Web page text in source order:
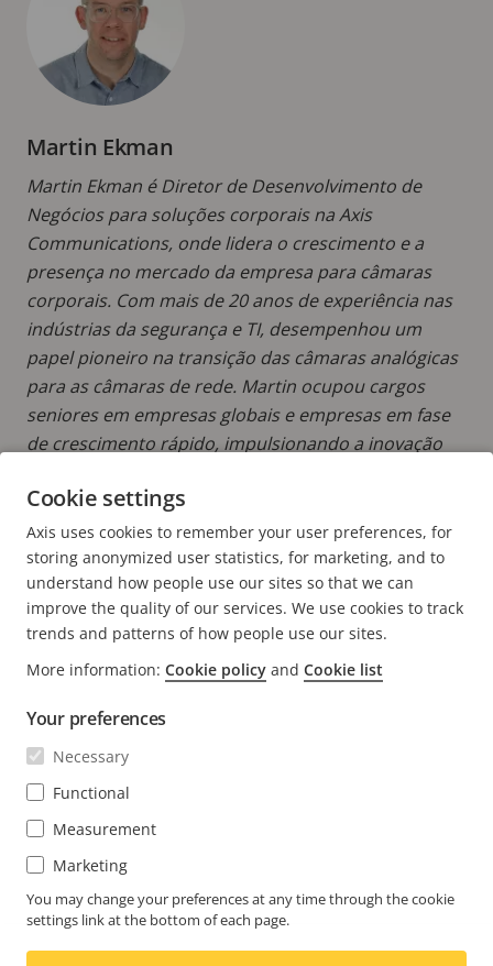
Martin Ekman
Martin Ekman é Diretor de Desenvolvimento de
Negócios para soluções corporais na Axis
Communications, onde lidera o crescimento e a
presença no mercado da empresa para câmaras
corporais. Com mais de 20 anos de experiência nas
indústrias da segurança e TI, desempenhou um
papel pioneiro na transição das câmaras analógicas
para as câmaras de rede. Martin ocupou cargos
seniores em empresas globais e empresas em fase
de crescimento rápido, impulsionando a inovação
LER MAIS PUBLICAÇÕES DE MARTIN
FOOTER
CONTACTO
Contacte-nos
Centro de experiência
NOTÍCIAS E HISTÓRIAS
Histórias de clientes
Life at Axis
Engineering at Axis
SUBSCREVER
Subscrever o boletim informativo
Subscrever e-mails de notificação de segurança da
Axis
PORTUGAL / PORTUGUÊS NEWSROOM
Cookie settings
Axis uses cookies to remember your user preferences, for
storing anonymized user statistics, for marketing, and to
understand how people use our sites so that we can
improve the quality of our services. We use cookies to track
trends and patterns of how people use our sites.
More information: Cookie policy and Cookie list
Your preferences
Necessary
Functional
Measurement
Marketing
You may change your preferences at any time through the cookie
settings link at the bottom of each page.